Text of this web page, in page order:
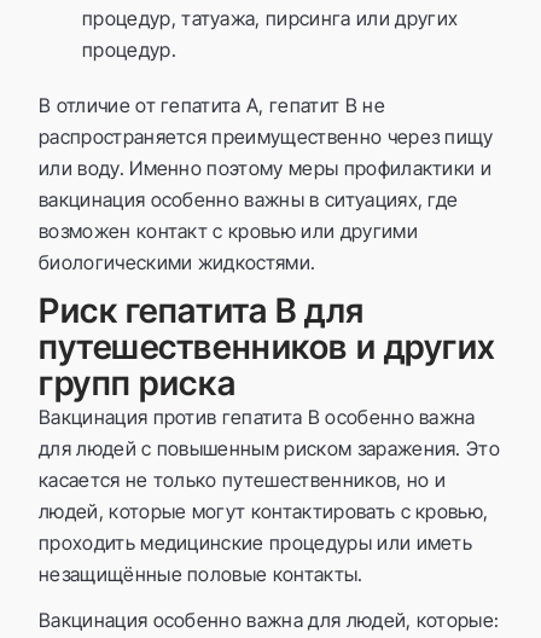
процедур, татуажа, пирсинга или других
процедур.
В отличие от гепатита A, гепатит B не
распространяется преимущественно через пищу
или воду. Именно поэтому меры профилактики и
вакцинация особенно важны в ситуациях, где
возможен контакт с кровью или другими
биологическими жидкостями.
Риск гепатита B для
путешественников и других
групп риска
Вакцинация против гепатита B особенно важна
для людей с повышенным риском заражения. Это
касается не только путешественников, но и
людей, которые могут контактировать с кровью,
проходить медицинские процедуры или иметь
незащищённые половые контакты.
Вакцинация особенно важна для людей, которые: